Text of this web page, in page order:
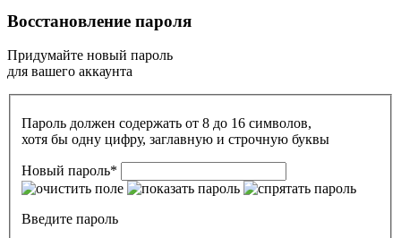
Восстановление пароля
Придумайте новый пароль
для вашего аккаунта
Пароль должен содержать от 8 до 16 символов,
хотя бы одну цифру, заглавную и строчную буквы
Новый пароль*
Введите пароль